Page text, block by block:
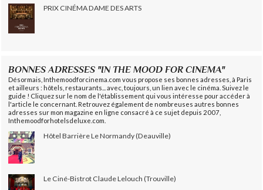
PRIX CINÉMA DAME DES ARTS
BONNES ADRESSES "IN THE MOOD FOR CINEMA"
Désormais, Inthemoodforcinema.com vous propose ses bonnes adresses, à Paris
et ailleurs : hôtels, restaurants... avec, toujours, un lien avec le cinéma. Suivez le
guide ! Cliquez sur le nom de l'établissement qui vous intéresse pour accéder à
l'article le concernant. Retrouvez également de nombreuses autres bonnes
adresses sur mon magazine en ligne consacré à ce sujet depuis 2007,
Inthemoodforhotelsdeluxe.com.
Hôtel Barrière Le Normandy (Deauville)
Le Ciné-Bistrot Claude Lelouch (Trouville)